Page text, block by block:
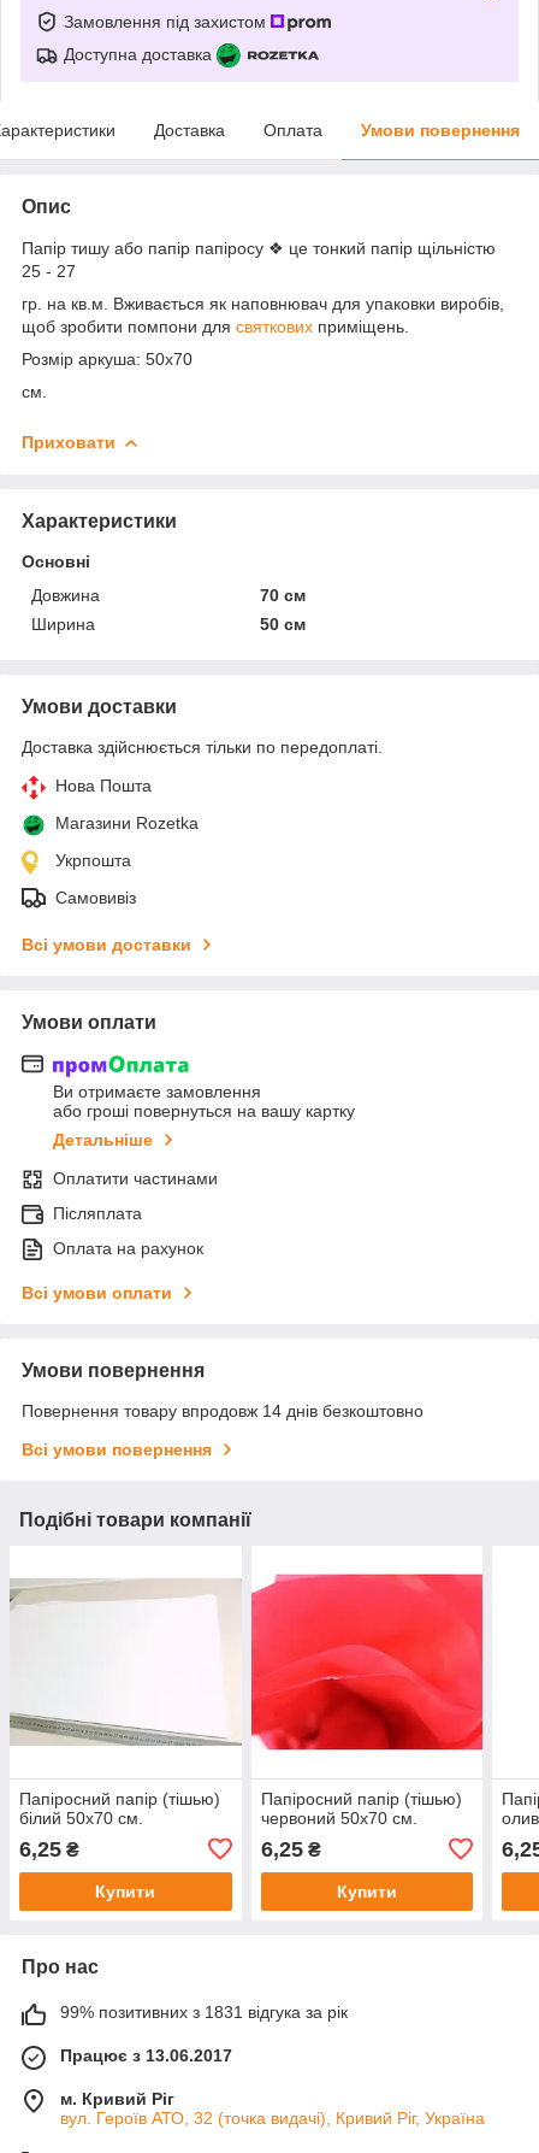
Замовлення під захистом
Доступна доставка
Доставка Оплата Умови повернення
Опис
Папір тишу або папір папіросу ❖ це тонкий папір щільністю
25 - 27
гр. на кв.м. Вживається як наповнювач для упаковки виробів,
щоб зробити помпони для святкових приміщень.
Розмір аркуша: 50x70
см.
Приховати
Характеристики
Основні
Довжина
70 см
Ширина
50 см
Умови доставки
Доставка здійснюється тільки по передоплаті.
Нова Пошта
Магазини Rozetka
Укрпошта
Самовивіз
Всі умови доставки
Умови оплати
Ви отримаєте замовлення
або гроші повернуться на вашу картку
Детальніше
Оплатити частинами
Післяплата
Оплата на рахунок
Всі умови оплати
Умови повернення
Повернення товару впродовж 14 днів безкоштовно
Всі умови повернення
Подібні товари компанії
Папіросний папір (тішью)
білий 50х70 см.
6,25 ₴
Купити
Папіросний папір (тішью)
червоний 50х70 см.
6,25₴
Купити
Про нас
99% позитивних з 1831 відгука за рік
Працює з 13.06.2017
м. Кривий Ріг
вул. Героїв АТО, 32 (точка видачі), Кривий Ріг, Україна